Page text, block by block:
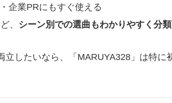
企業PRにもすぐ使える
、
シーン別での選曲もわかりやすく分類
したいなら、「MARUYA328」は特に